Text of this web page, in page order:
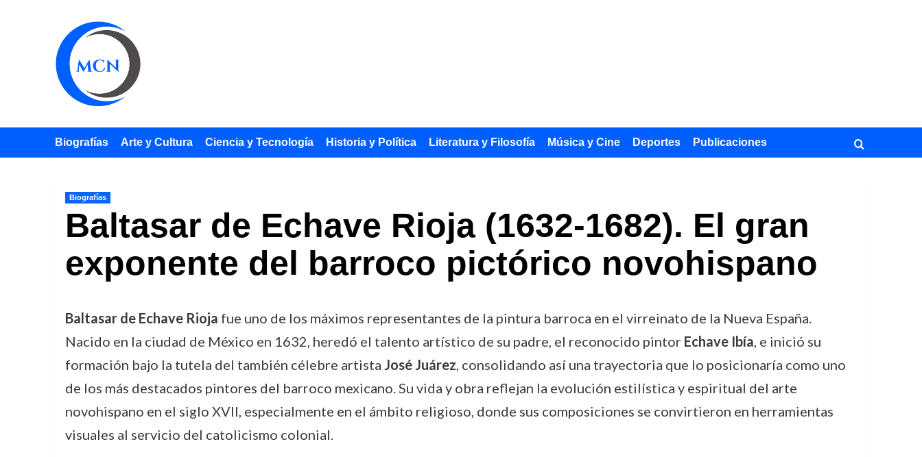
Biografías Arte y Cultura Ciencia y Tecnología Historia y Política Literatura y Filosofía Música y Cine Deportes Publicaciones
Biografías
Baltasar de Echave Rioja (1632-1682). El gran
exponente del barroco pictórico novohispano
Baltasar de Echave Rioja fue uno de los máximos representantes de la pintura barroca en el virreinato de la Nueva España.
Nacido en la ciudad de México en 1632, heredó el talento artístico de su padre, el reconocido pintor Echave Ibía, e inició su
formación bajo la tutela del también célebre artista José Juárez, consolidando así una trayectoria que lo posicionaría como uno
de los más destacados pintores del barroco mexicano. Su vida y obra reflejan la evolución estilística y espiritual del arte
novohispano en el siglo XVII, especialmente en el ámbito religioso, donde sus composiciones se convirtieron en herramientas
visuales al servicio del catolicismo colonial.